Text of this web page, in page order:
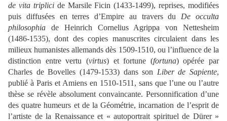
de vita triplicide Marsile Ficin (1433-1499), reprises, modifiées
puis diffusées en terres d’Empire au travers du De occulta
philosophia de Heinrich Cornelius Agrippa von Nettesheim
(1486-1535), dont des copies manuscrites circulaient dans les
milieux humanistes allemands dès 1509-1510, ou l’influence de la
distinction entre vertu (virtus) et fortune (fortuna) opérée par
Charles de Bovelles (1479-1533) dans son Liber de Sapiente,
publié à Paris et Amiens en 1510-1511, sans que l’une ou l’autre
thèse se révèle absolument convaincante. Personnification d’une
des quatre humeurs et de la Géométrie, incarnation de l’esprit de
l’artiste de la Renaissance et « autoportrait spirituel de Dürer »